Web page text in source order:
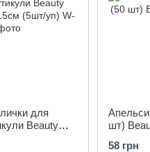
для
Beauty
шт)
58 грн